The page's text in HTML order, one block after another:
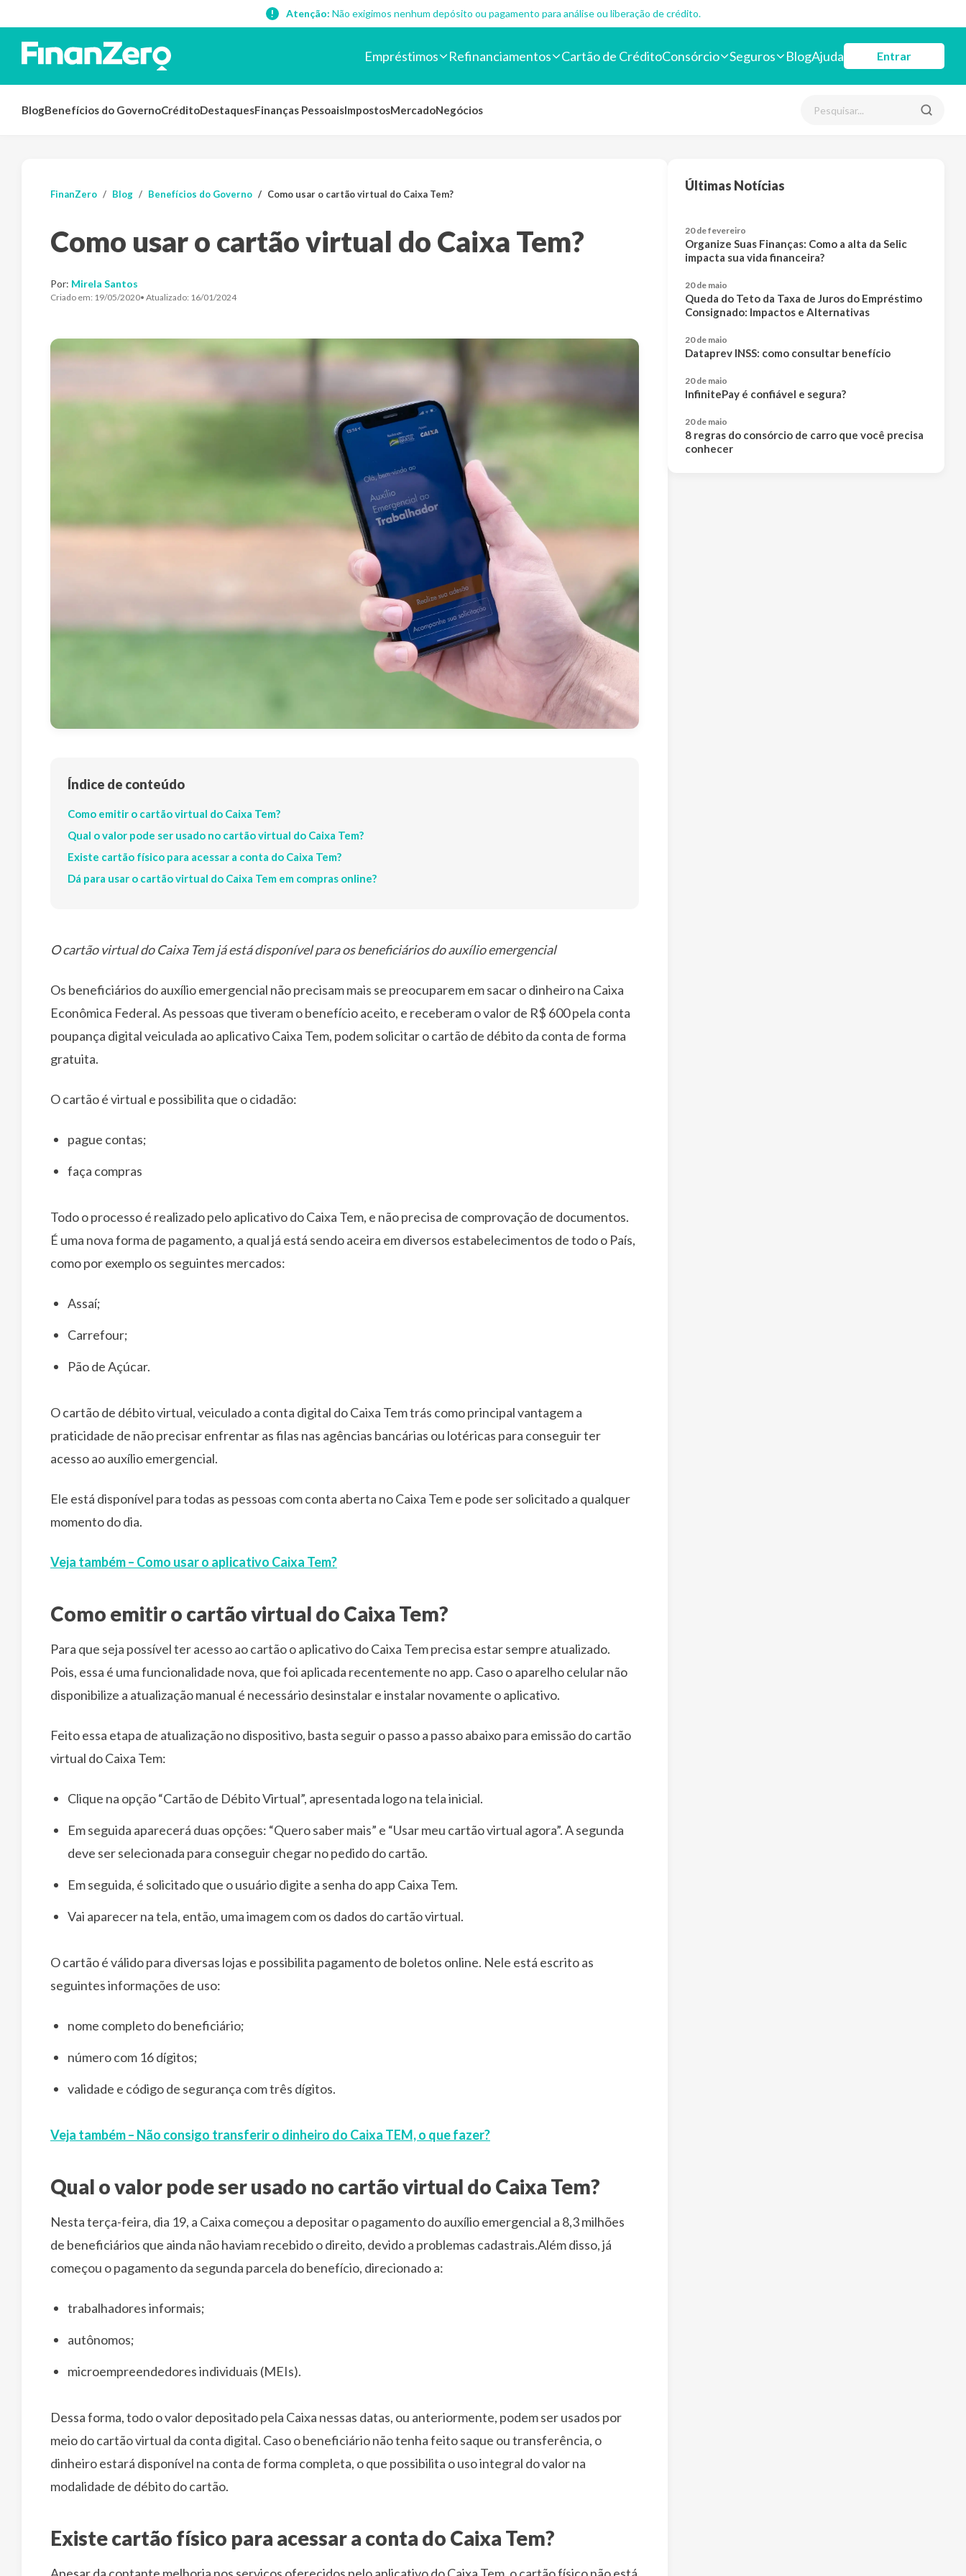
Atenção: Não exigimos nenhum depósito ou pagamento para análise ou liberação de crédito.
Empréstimos Refinanciamentos Cartão de CréditoConsórcio Seguros BlogAjuda Entrar
BlogBenefícios do GovernoCréditoDestaquesFinanças PessoaisImpostosMercadoNegócios
FinanZero Blog Benefícios do Governo Como usar o cartão virtual do Caixa Tem?
Como usar o cartão virtual do Caixa Tem?
Por: Mirela Santos
Criado em: 19/05/2020• Atualizado: 16/01/2024
Índice de conteúdo
Como emitir o cartão virtual do Caixa Tem?
Qual o valor pode ser usado no cartão virtual do Caixa Tem?
Existe cartão físico para acessar a conta do Caixa Tem?
Dá para usar o cartão virtual do Caixa Tem em compras online?
O cartão virtual do Caixa Tem já está disponível para os beneficiários do auxílio emergencial
Os beneficiários do auxílio emergencial não precisam mais se preocuparem em sacar o dinheiro na Caixa
Econômica Federal. As pessoas que tiveram o benefício aceito, e receberam o valor de R$ 600 pela conta
poupança digital veiculada ao aplicativo Caixa Tem, podem solicitar o cartão de débito da conta de forma
gratuita.
O cartão é virtual e possibilita que o cidadão:
pague contas;
faça compras
Todo o processo é realizado pelo aplicativo do Caixa Tem, e não precisa de comprovação de documentos.
É uma nova forma de pagamento, a qual já está sendo aceira em diversos estabelecimentos de todo o País,
como por exemplo os seguintes mercados:
Assaí;
Carrefour;
Pão de Açúcar.
O cartão de débito virtual, veiculado a conta digital do Caixa Tem trás como principal vantagem a
praticidade de não precisar enfrentar as filas nas agências bancárias ou lotéricas para conseguir ter
acesso ao auxílio emergencial.
Ele está disponível para todas as pessoas com conta aberta no Caixa Tem e pode ser solicitado a qualquer
momento do dia.
Veja também – Como usar o aplicativo Caixa Tem?
Como emitir o cartão virtual do Caixa Tem?
Para que seja possível ter acesso ao cartão o aplicativo do Caixa Tem precisa estar sempre atualizado.
Pois, essa é uma funcionalidade nova, que foi aplicada recentemente no app. Caso o aparelho celular não
disponibilize a atualização manual é necessário desinstalar e instalar novamente o aplicativo.
Feito essa etapa de atualização no dispositivo, basta seguir o passo a passo abaixo para emissão do cartão
virtual do Caixa Tem:
Clique na opção “Cartão de Débito Virtual”, apresentada logo na tela inicial.
Em seguida aparecerá duas opções: “Quero saber mais” e “Usar meu cartão virtual agora”. A segunda
deve ser selecionada para conseguir chegar no pedido do cartão.
Em seguida, é solicitado que o usuário digite a senha do app Caixa Tem.
Vai aparecer na tela, então, uma imagem com os dados do cartão virtual.
O cartão é válido para diversas lojas e possibilita pagamento de boletos online. Nele está escrito as
seguintes informações de uso:
nome completo do beneficiário;
número com 16 dígitos;
validade e código de segurança com três dígitos.
Veja também – Não consigo transferir o dinheiro do Caixa TEM, o que fazer?
Qual o valor pode ser usado no cartão virtual do Caixa Tem?
Nesta terça-feira, dia 19, a Caixa começou a depositar o pagamento do auxílio emergencial a 8,3 milhões
de beneficiários que ainda não haviam recebido o direito, devido a problemas cadastrais.Além disso, já
começou o pagamento da segunda parcela do benefício, direcionado a:
trabalhadores informais;
autônomos;
microempreendedores individuais (MEIs).
Dessa forma, todo o valor depositado pela Caixa nessas datas, ou anteriormente, podem ser usados por
meio do cartão virtual da conta digital. Caso o beneficiário não tenha feito saque ou transferência, o
dinheiro estará disponível na conta de forma completa, o que possibilita o uso integral do valor na
modalidade de débito do cartão.
Existe cartão físico para acessar a conta do Caixa Tem?
Últimas Notícias
20 de fevereiro
Organize Suas Finanças: Como a alta da Selic
impacta sua vida financeira?
20 de maio
Queda do Teto da Taxa de Juros do Empréstimo
Consignado: Impactos e Alternativas
20 de maio
Dataprev INSS: como consultar benefício
20 de maio
InfinitePay é confiável e segura?
20 de maio
8 regras do consórcio de carro que você precisa
conhecer